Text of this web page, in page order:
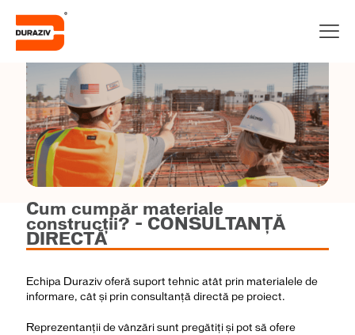
Cum cumpăr materiale
construcții? - CONSULTANȚĂ
DIRECTĂ
Echipa Duraziv oferă suport tehnic atât prin materialele de
informare, cât și prin consultanță directă pe proiect.
Reprezentanții de vânzări sunt pregătiți și pot să ofere